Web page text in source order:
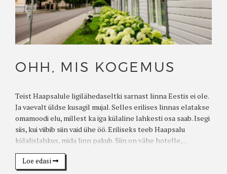
OHH, MIS KOGEMUS
Teist Haapsalule ligilähedaseltki sarnast linna Eestis ei ole.
Ja vaevalt üldse kusagil mujal. Selles erilises linnas elatakse
omamoodi elu, millest ka iga külaline lahkesti osa saab. Isegi
siis, kui viibib siin vaid ühe öö. Eriliseks teeb Haapsalu
külalislahkus, mida linn pakub. Siin on vähe hotelle,...
Loe edasi